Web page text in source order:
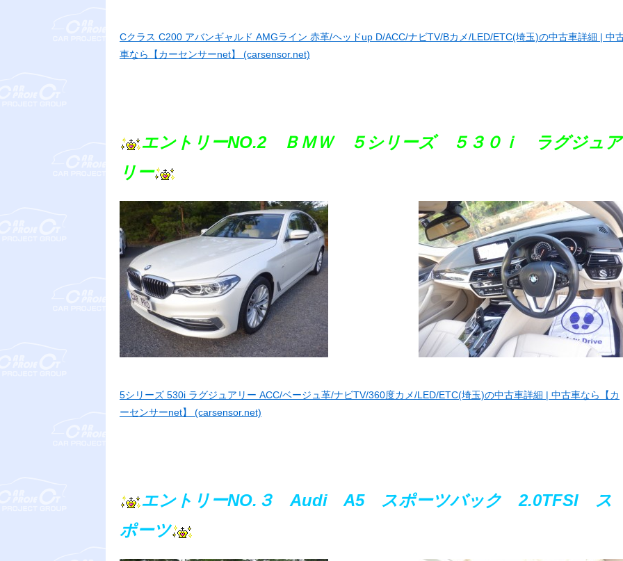
Cクラス C200 アバンギャルド AMGライン 赤革/ヘッドup D/ACC/ナビTV/Bカメ/LED/ETC(埼玉)の中古車詳細 | 中
車なら【カーセンサーnet】 (carsensor.net)
エントリーNO.2 ＢＭＷ ５シリーズ ５３０ｉ ラグジュア
リー
5シリーズ 530i ラグジュアリー ACC/ベージュ革/ナビTV/360度カメ/LED/ETC(埼玉)の中古車詳細 | 中古車なら【カ
ーセンサーnet】 (carsensor.net)
エントリーNO.３ Audi A5 スポーツバック 2.0TFSI ス
ポーツ